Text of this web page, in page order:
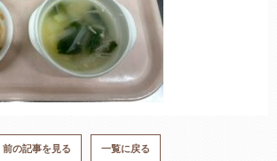
前の記事を見る 一覧に戻る